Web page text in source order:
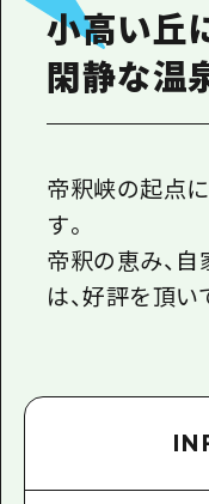
ガイ
広島
メデ
関
小高い丘
閑静な温
帝釈峡の起点
す。
帝釈の恵み、
は、好評を頂い